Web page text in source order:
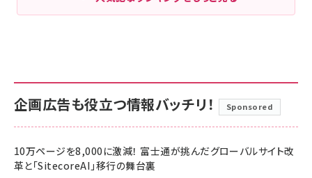
企画広告も役立つ情報バッチリ！ Sponsored
10万ページを8,000に激減！ 富士通が挑んだグローバルサイト改
革と「SitecoreAI」移行の舞台裏